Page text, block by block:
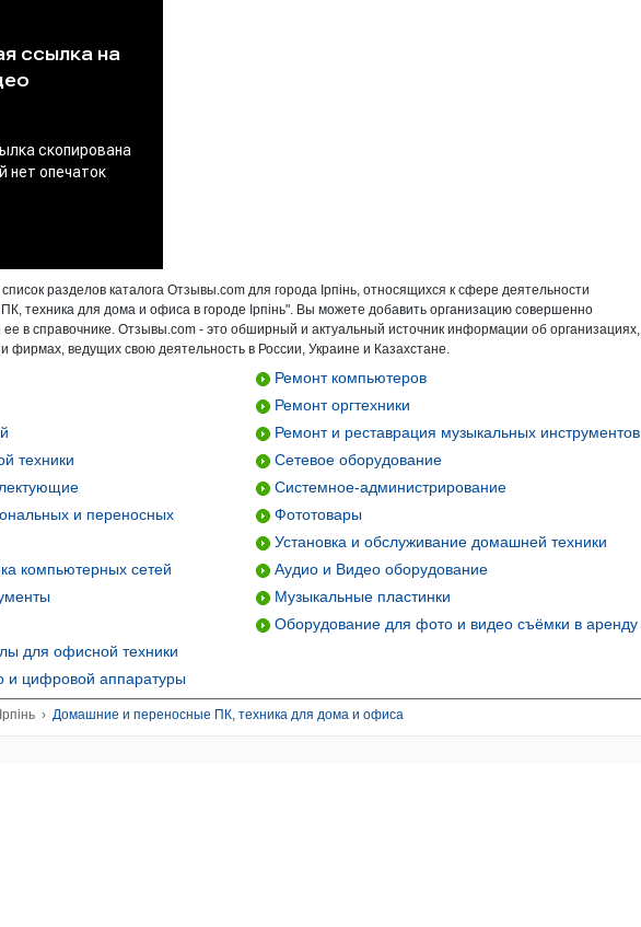
разделов каталога Отзывы.com для города Ірпінь, относящихся к сфере деятельности
техника для дома и офиса в городе Ірпінь". Вы можете добавить организацию совершенно
в справочнике. Отзывы.com - это обширный и актуальный источник информации об организациях,
фирмах, ведущих свою деятельность в России, Украине и Казахстане.
техники
и переносных
компьютерных сетей
для офисной техники
и цифровой аппаратуры
Ремонт компьютеров
Ремонт оргтехники
Ремонт и реставрация музыкальных инструментов
Сетевое оборудование
Системное-администрирование
Фототовары
Установка и обслуживание домашней техники
Аудио и Видео оборудование
Музыкальные пластинки
Оборудование для фото и видео съёмки в аренду
Ірпінь › Домашние и переносные ПК, техника для дома и офиса